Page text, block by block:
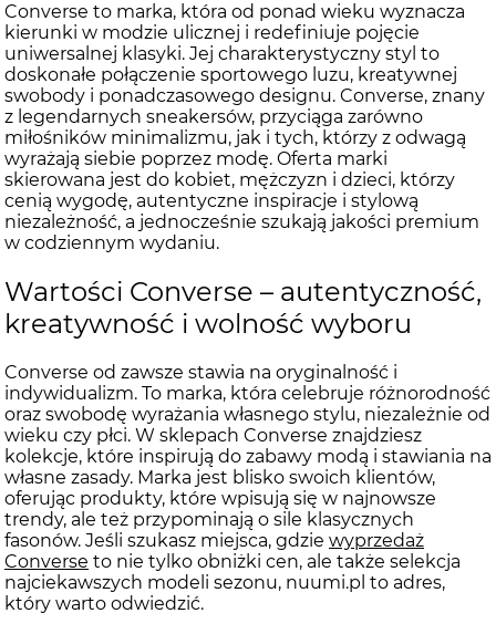
Converse to marka, która od ponad wieku wyznacza
kierunki w modzie ulicznej i redefiniuje pojęcie
uniwersalnej klasyki. Jej charakterystyczny styl to
doskonałe połączenie sportowego luzu, kreatywnej
swobody i ponadczasowego designu. Converse, znany
z legendarnych sneakersów, przyciąga zarówno
miłośników minimalizmu, jak i tych, którzy z odwagą
wyrażają siebie poprzez modę. Oferta marki
skierowana jest do kobiet, mężczyzn i dzieci, którzy
cenią wygodę, autentyczne inspiracje i stylową
niezależność, a jednocześnie szukają jakości premium
w codziennym wydaniu.
Wartości Converse – autentyczność,
kreatywność i wolność wyboru
Converse od zawsze stawia na oryginalność i
indywidualizm. To marka, która celebruje różnorodność
oraz swobodę wyrażania własnego stylu, niezależnie od
wieku czy płci. W sklepach Converse znajdziesz
kolekcje, które inspirują do zabawy modą i stawiania na
własne zasady. Marka jest blisko swoich klientów,
oferując produkty, które wpisują się w najnowsze
trendy, ale też przypominają o sile klasycznych
fasonów. Jeśli szukasz miejsca, gdzie wyprzedaż
Converse to nie tylko obniżki cen, ale także selekcja
najciekawszych modeli sezonu, nuumi.pl to adres,
który warto odwiedzić.